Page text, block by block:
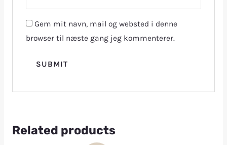
Gem mit navn, mail og websted i denne
browser til næste gang jeg kommenterer.
Related products